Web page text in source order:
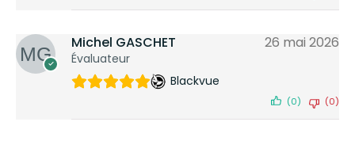
Michel GASCHET
Évaluateur
26 mai 2026
Blackvue
(0) (0)